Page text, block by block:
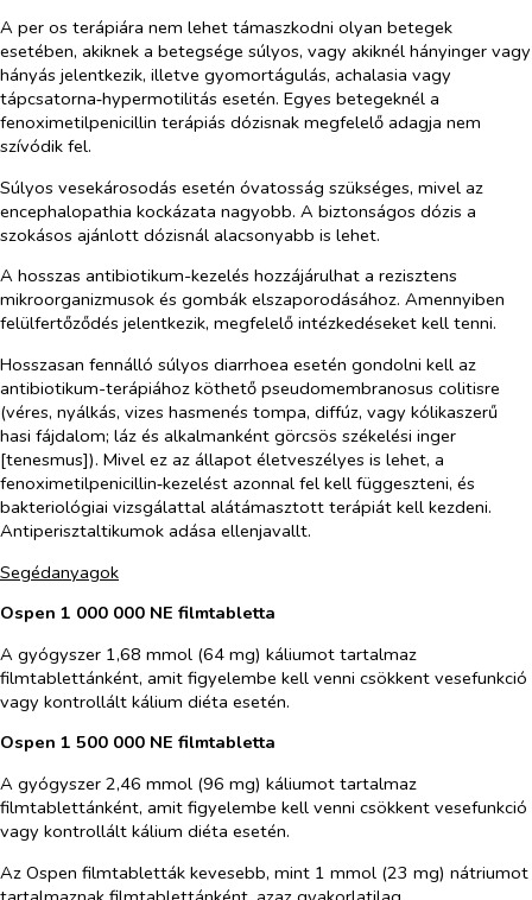
A per os terápiára nem lehet támaszkodni olyan betegek
esetében, akiknek a betegsége súlyos, vagy akiknél hányinger vagy
hányás jelentkezik, illetve gyomortágulás, achalasia vagy
tápcsatorna‑hypermotilitás esetén. Egyes betegeknél a
fenoximetilpenicillin terápiás dózisnak megfelelő adagja nem
szívódik fel.
Súlyos vesekárosodás esetén óvatosság szükséges, mivel az
encephalopathia kockázata nagyobb. A biztonságos dózis a
szokásos ajánlott dózisnál alacsonyabb is lehet.
A hosszas antibiotikum-kezelés hozzájárulhat a rezisztens
mikroorganizmusok és gombák elszaporodásához. Amennyiben
felülfertőződés jelentkezik, megfelelő intézkedéseket kell tenni.
Hosszasan fennálló súlyos diarrhoea esetén gondolni kell az
antibiotikum-terápiához köthető pseudomembranosus colitisre
(véres, nyálkás, vizes hasmenés tompa, diffúz, vagy kólikaszerű
hasi fájdalom; láz és alkalmanként görcsös székelési inger
[tenesmus]). Mivel ez az állapot életveszélyes is lehet, a
fenoximetilpenicillin‑kezelést azonnal fel kell függeszteni, és
bakteriológiai vizsgálattal alátámasztott terápiát kell kezdeni.
Antiperisztaltikumok adása ellenjavallt.
Segédanyagok
Ospen 1 000 000 NE filmtabletta
A gyógyszer 1,68 mmol (64 mg) káliumot tartalmaz
filmtablettánként, amit figyelembe kell venni csökkent vesefunkció
vagy kontrollált kálium diéta esetén.
Ospen 1 500 000 NE filmtabletta
A gyógyszer 2,46 mmol (96 mg) káliumot tartalmaz
filmtablettánként, amit figyelembe kell venni csökkent vesefunkció
vagy kontrollált kálium diéta esetén.
Az Ospen filmtabletták kevesebb, mint 1 mmol (23 mg) nátriumot